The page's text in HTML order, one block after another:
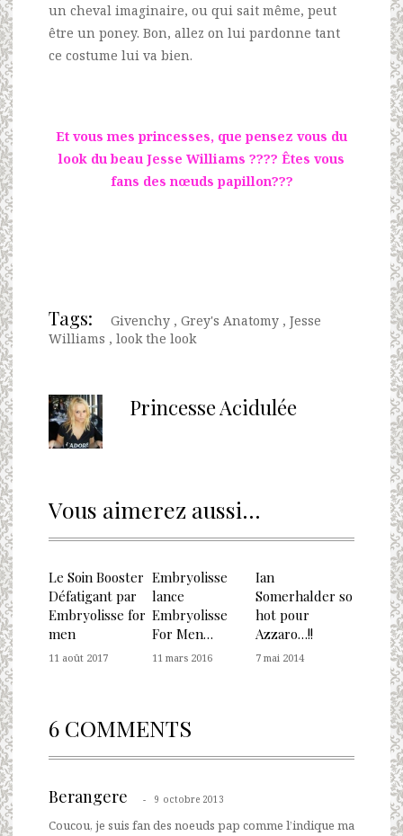
un cheval imaginaire, ou qui sait même, peut
être un poney. Bon, allez on lui pardonne tant
ce costume lui va bien.
Et vous mes princesses, que pensez vous du
look du beau Jesse Williams ???? Êtes vous
fans des nœuds papillon???
Tags: Givenchy , Grey's Anatomy , Jesse
Williams , look the look
Princesse Acidulée
Vous aimerez aussi...
Le Soin Booster
Défatigant par
Embryolisse for
men
11 août 2017
Embryolisse
lance
Embryolisse
For Men…
11 mars 2016
Ian
Somerhalder so
hot pour
Azzaro…!!
7 mai 2014
6 COMMENTS
Berangere 9 octobre 2013
Coucou, je suis fan des noeuds pap comme l’indique ma